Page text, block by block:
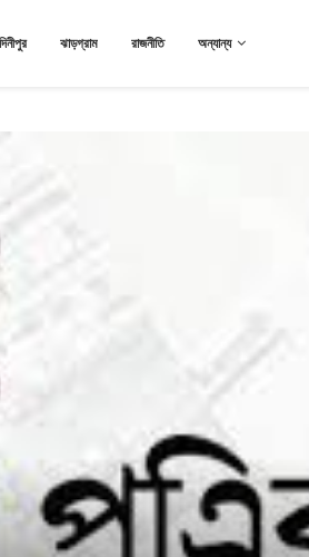
ঝাড়গ্রাম রাজনীতি অন্যান্য